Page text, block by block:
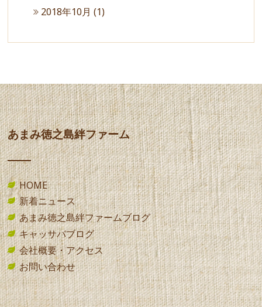
2018年10月 (1)
あまみ徳之島絆ファーム
HOME
新着ニュース
あまみ徳之島絆ファームブログ
キャッサバブログ
会社概要・アクセス
お問い合わせ